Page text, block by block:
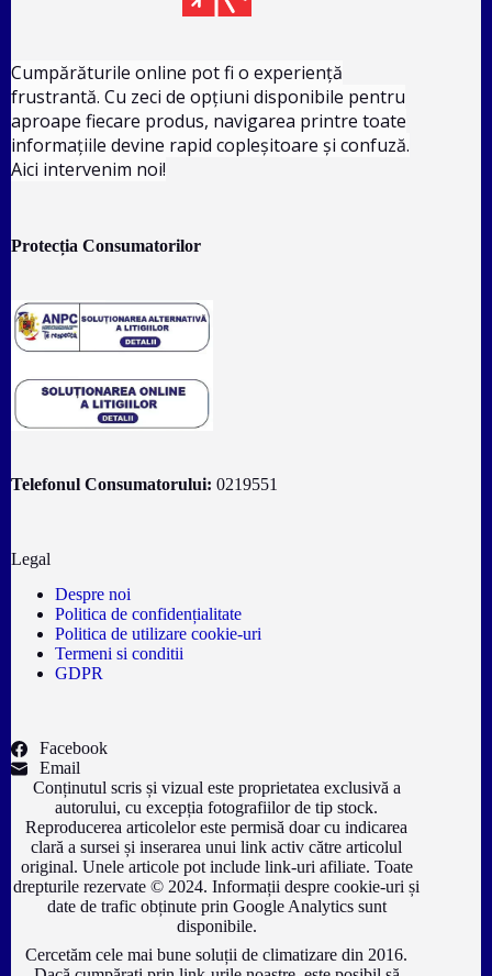
Cumpărăturile online pot fi o experiență
frustrantă. Cu zeci de opțiuni disponibile pentru
aproape fiecare produs, navigarea printre toate
informațiile devine rapid copleșitoare și confuză.
Aici intervenim noi!
Protecția Consumatorilor
Telefonul Consumatorului: 0219551
Legal
Despre noi
Politica de confidențialitate
Politica de utilizare cookie-uri
Termeni si conditii
GDPR
Facebook
Email
Conținutul scris și vizual este proprietatea exclusivă a
autorului, cu excepția fotografiilor de tip stock.
Reproducerea articolelor este permisă doar cu indicarea
clară a sursei și inserarea unui link activ către articolul
original. Unele articole pot include link-uri afiliate. Toate
drepturile rezervate © 2024. Informații despre cookie-uri și
date de trafic obținute prin Google Analytics sunt
disponibile.
Cercetăm cele mai bune soluții de climatizare din 2016.